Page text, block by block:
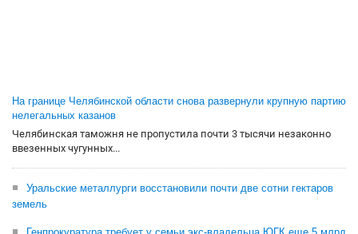
На границе Челябинской области снова развернули крупную партию
нелегальных казанов
Челябинская таможня не пропустила почти 3 тысячи незаконно
ввезенных чугунных...
Уральские металлурги восстановили почти две сотни гектаров
земель